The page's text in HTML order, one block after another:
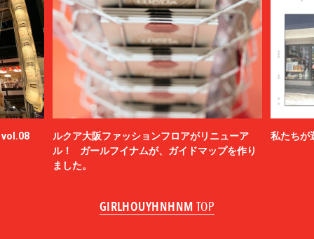
vol.08
ルクア大阪ファッションフロアがリニューア
ル！ ガールフイナムが、ガイドマップを作り
ました。
私たちが
GIRLHOUYHNHNM TOP